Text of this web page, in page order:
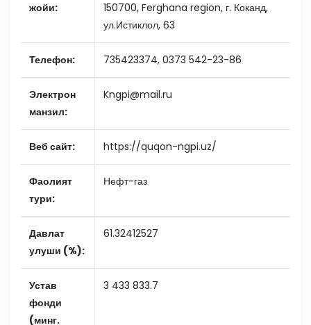
жойи:
150700, Ferghana region, г. Коканд,
ул.Истиклол, 63
Телефон: 735423374, 0373 542-23-86
Электрон
манзил:
Kngpi@mail.ru
Веб сайт: https://quqon-ngpi.uz/
Фаолият
тури:
Нефт-газ
Давлат
улуши (%):
61.32412527
Устав
фонди
(минг.
3 433 833.7